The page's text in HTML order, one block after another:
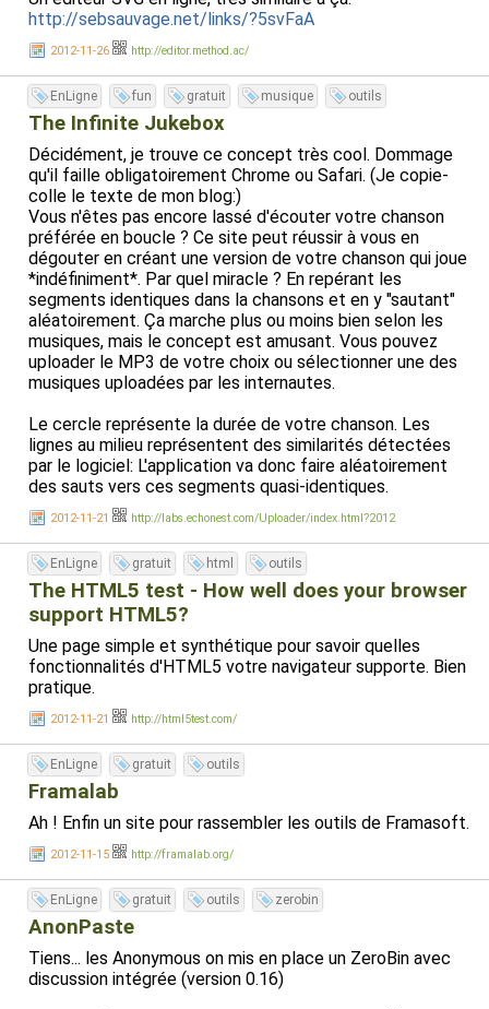
http://sebsauvage.net/links/?5svFaA
2012-11-26 http://editor.method.ac/
EnLigne fun gratuit musique outils
The Infinite Jukebox
Décidément, je trouve ce concept très cool. Dommage
qu'il faille obligatoirement Chrome ou Safari. (Je copie-
colle le texte de mon blog:)
Vous n'êtes pas encore lassé d'écouter votre chanson
préférée en boucle ? Ce site peut réussir à vous en
dégouter en créant une version de votre chanson qui joue
*indéfiniment*. Par quel miracle ? En repérant les
segments identiques dans la chansons et en y "sautant"
aléatoirement. Ça marche plus ou moins bien selon les
musiques, mais le concept est amusant. Vous pouvez
uploader le MP3 de votre choix ou sélectionner une des
musiques uploadées par les internautes.
Le cercle représente la durée de votre chanson. Les
lignes au milieu représentent des similarités détectées
par le logiciel: L'application va donc faire aléatoirement
des sauts vers ces segments quasi-identiques.
2012-11-21 http://labs.echonest.com/Uploader/index.html?2012
EnLigne gratuit html outils
The HTML5 test - How well does your browser
support HTML5?
Une page simple et synthétique pour savoir quelles
fonctionnalités d'HTML5 votre navigateur supporte. Bien
pratique.
2012-11-21 http://html5test.com/
EnLigne gratuit outils
Framalab
Ah ! Enfin un site pour rassembler les outils de Framasoft.
2012-11-15 http://framalab.org/
EnLigne gratuit outils zerobin
AnonPaste
Tiens... les Anonymous on mis en place un ZeroBin avec
discussion intégrée (version 0.16)